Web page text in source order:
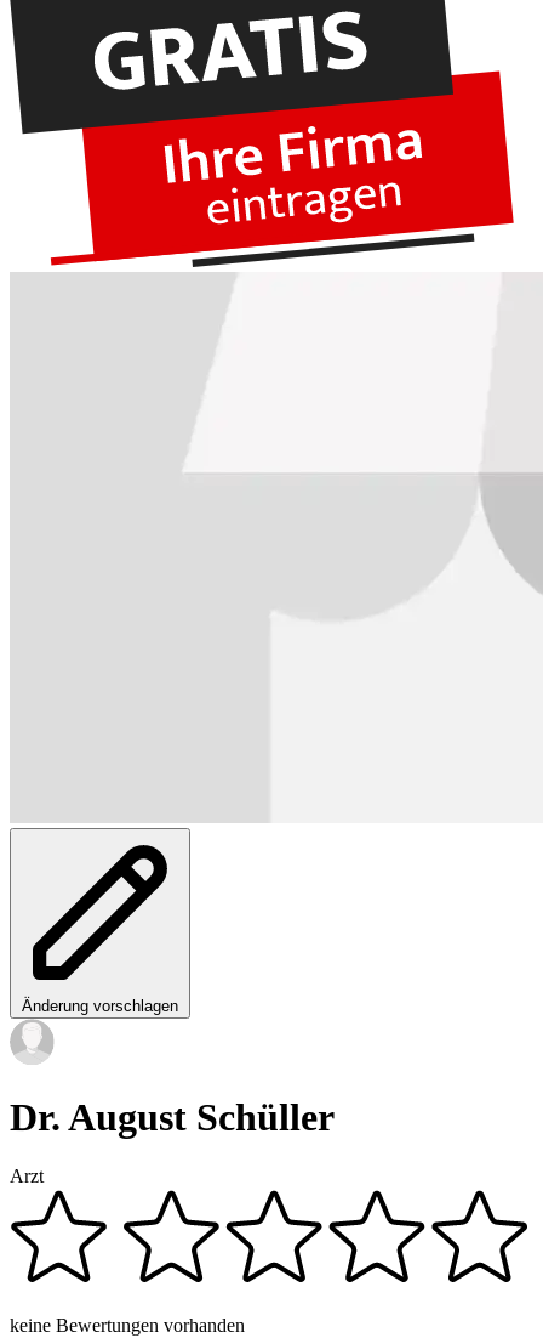
Änderung vorschlagen
Dr. August Schüller
Arzt
keine Bewertungen vorhanden